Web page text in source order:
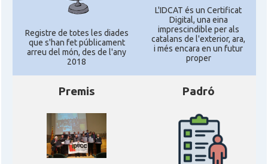
Registre de totes les diades
que s'han fet públicament
arreu del món, des de l'any
2018
L'IDCAT és un Certificat
Digital, una eina
imprescindible per als
catalans de l'exterior, ara,
i més encara en un futur
proper
Premis Padró